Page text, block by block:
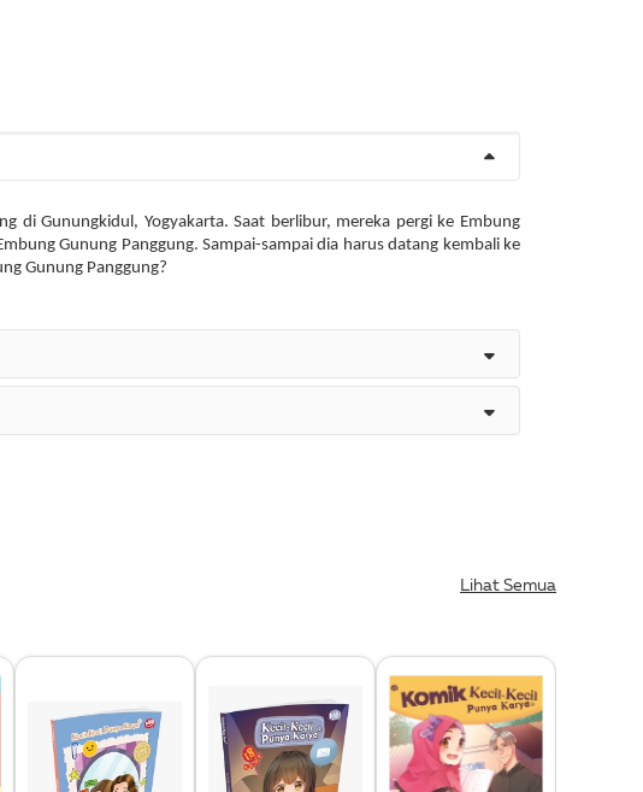
di Gunungkidul, Yogyakarta. Saat berlibur, mereka pergi ke Embung
Gunung Panggung. Sampai-sampai dia harus datang kembali ke
Gunung Panggung?
Lihat Semua